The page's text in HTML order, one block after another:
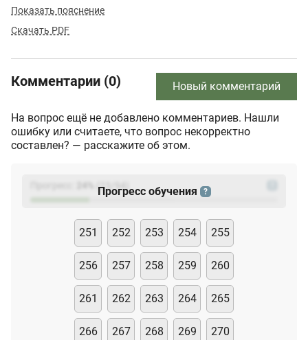
Показать пояснение
Скачать PDF
Комментарии (0) Новый комментарий
На вопрос ещё не добавлено комментариев. Нашли
ошибку или считаете, что вопрос некорректно
составлен? — расскажите об этом.
(23
Прогресс обучения ?
251 252 253 254 255
256 257 258 259 260
261 262 263 264 265
266 267 268 269 270